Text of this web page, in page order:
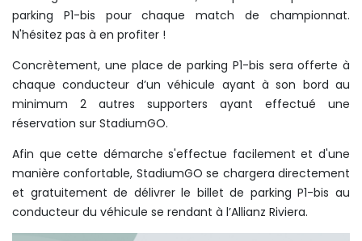
parking P1-bis pour chaque match de championnat.
N'hésitez pas à en profiter !
Concrètement, une place de parking P1-bis sera offerte à
chaque conducteur d’un véhicule ayant à son bord au
minimum 2 autres supporters ayant effectué une
réservation sur StadiumGO.
Afin que cette démarche s'effectue facilement et d'une
manière confortable, StadiumGO se chargera directement
et gratuitement de délivrer le billet de parking P1-bis au
conducteur du véhicule se rendant à l’Allianz Riviera.